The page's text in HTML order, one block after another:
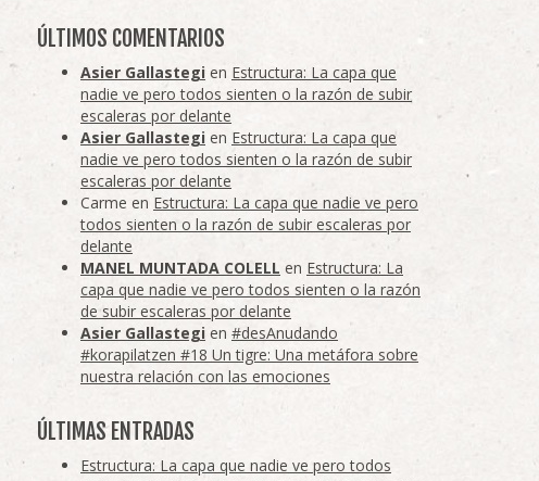
ÚLTIMOS COMENTARIOS
Asier Gallastegi en Estructura: La capa que
nadie ve pero todos sienten o la razón de subir
escaleras por delante
Asier Gallastegi en Estructura: La capa que
nadie ve pero todos sienten o la razón de subir
escaleras por delante
Carme en Estructura: La capa que nadie ve pero
todos sienten o la razón de subir escaleras por
delante
MANEL MUNTADA COLELL en Estructura: La
capa que nadie ve pero todos sienten o la razón
de subir escaleras por delante
Asier Gallastegi en #desAnudando
#korapilatzen #18 Un tigre: Una metáfora sobre
nuestra relación con las emociones
ÚLTIMAS ENTRADAS
Estructura: La capa que nadie ve pero todos